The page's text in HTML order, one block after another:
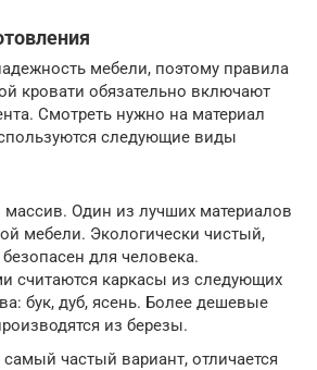
мебели, поэтому правила
кровати обязательно включают
Смотреть нужно на материал
следующие виды
Один из лучших материалов
мебели. Экологически чистый,
для человека.
считаются каркасы из следующих
бук, дуб, ясень. Более дешевые
из березы.
частый вариант, отличается